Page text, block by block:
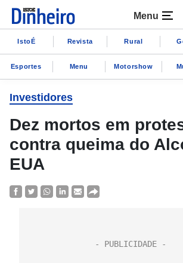
Menu
IstoÉ Revista Rural
Esportes Menu Motorshow
Investidores
Dez mortos em
contra queima do
EUA